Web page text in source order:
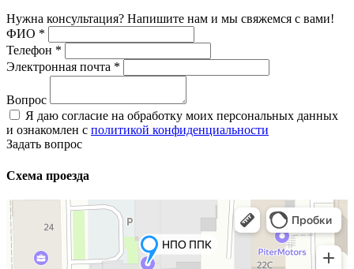
Нужна консультация? Напишите нам и мы свяжемся с вами!
ФИО *
Телефон *
Электронная почта *
Вопрос
Я даю согласие на обработку моих персональных данных
и ознакомлен с политикой конфиденциальности
Задать вопрос
Схема проезда